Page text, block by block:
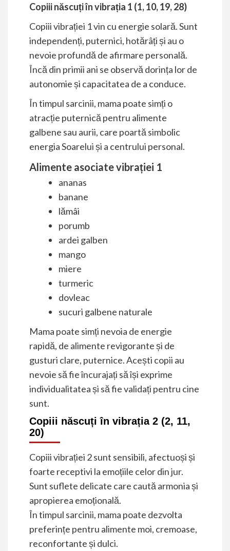
Copiii născuți în vibrația 1 (1, 10, 19, 28)
Copiii vibrației 1 vin cu energie solară. Sunt
independenți, puternici, hotărâți și au o
nevoie profundă de afirmare personală.
Încă din primii ani se observă dorința lor de
autonomie și capacitatea de a conduce.
În timpul sarcinii, mama poate simți o
atracție puternică pentru alimente
galbene sau aurii, care poartă simbolic
energia Soarelui și a centrului personal.
Alimente asociate vibrației 1
ananas
banane
lămâi
porumb
ardei galben
mango
miere
turmeric
dovleac
sucuri galbene naturale
Mama poate simți nevoia de energie
rapidă, de alimente revigorante și de
gusturi clare, puternice. Acești copii au
nevoie să fie încurajați să își exprime
individualitatea și să fie validați pentru cine
sunt.
Copiii născuți în vibrația 2 (2, 11,
20)
Copiii vibrației 2 sunt sensibili, afectuoși și
foarte receptivi la emoțiile celor din jur.
Sunt suflete delicate care caută armonia și
apropierea emoțională.
În timpul sarcinii, mama poate dezvolta
preferințe pentru alimente moi, cremoase,
reconfortante și dulci.